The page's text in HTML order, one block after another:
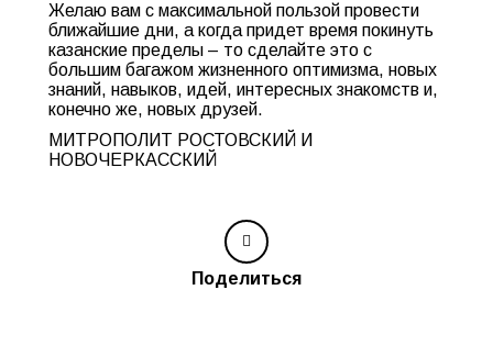
Желаю вам с максимальной пользой провести
ближайшие дни, а когда придет время покинуть
казанские пределы – то сделайте это с
большим багажом жизненного оптимизма, новых
знаний, навыков, идей, интересных знакомств и,
конечно же, новых друзей.
МИТРОПОЛИТ РОСТОВСКИЙ И
НОВОЧЕРКАССКИЙ
Поделиться